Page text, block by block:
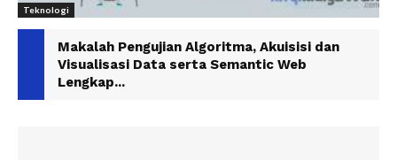
Teknologi
Makalah Pengujian Algoritma, Akuisisi dan
Visualisasi Data serta Semantic Web
Lengkap...